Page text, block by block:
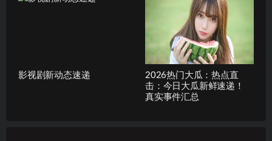
影视剧新动态速递
2026热门大瓜：热点直
击：今日大瓜新鲜速递！
真实事件汇总